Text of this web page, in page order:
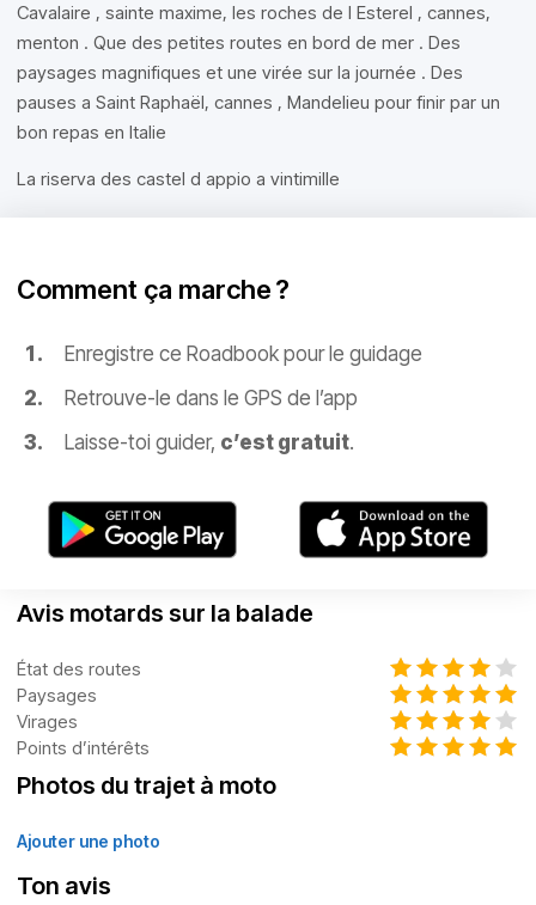
Cavalaire , sainte maxime, les roches de l Esterel , cannes,
menton . Que des petites routes en bord de mer . Des
paysages magnifiques et une virée sur la journée . Des
pauses a Saint Raphaël, cannes , Mandelieu pour finir par un
bon repas en Italie
La riserva des castel d appio a vintimille
Comment ça marche ?
Enregistre ce Roadbook pour le guidage
Retrouve-le dans le GPS de l’app
Laisse-toi guider, c’est gratuit.
Avis motards sur la balade
État des routes
Paysages
Virages
Points d’intérêts
Photos du trajet à moto
Ajouter une photo
Ton avis